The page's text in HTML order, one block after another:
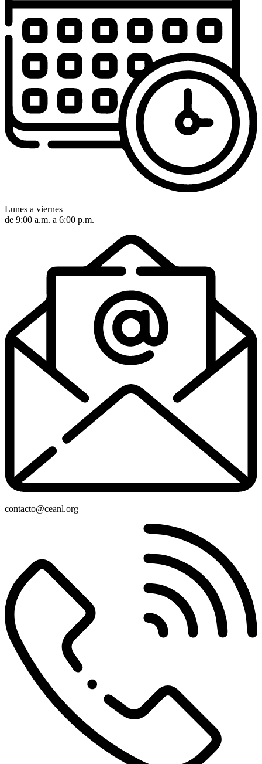
Lunes a viernes
de 9:00 a.m. a 6:00 p.m.
contacto@ceanl.org